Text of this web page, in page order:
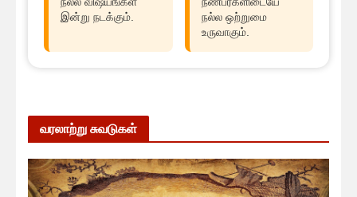
இன்று நடக்கும்.
நல்ல ஒற்றுமை
உருவாகும்.
வரலாற்று சுவடுகள்